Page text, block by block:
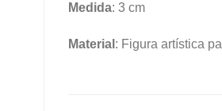
Medida: 3 cm
Material : Figura artística